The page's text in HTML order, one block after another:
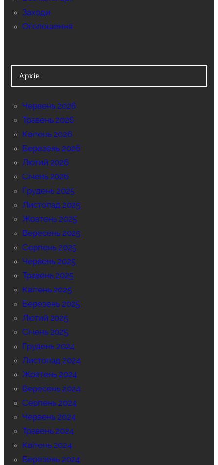
Заходи
Оголошення
Архів
Червень 2026
Травень 2026
Квітень 2026
Березень 2026
Лютий 2026
Січень 2026
Грудень 2025
Листопад 2025
Жовтень 2025
Вересень 2025
Серпень 2025
Червень 2025
Травень 2025
Квітень 2025
Березень 2025
Лютий 2025
Січень 2025
Грудень 2024
Листопад 2024
Жовтень 2024
Вересень 2024
Серпень 2024
Червень 2024
Травень 2024
Квітень 2024
Березень 2024